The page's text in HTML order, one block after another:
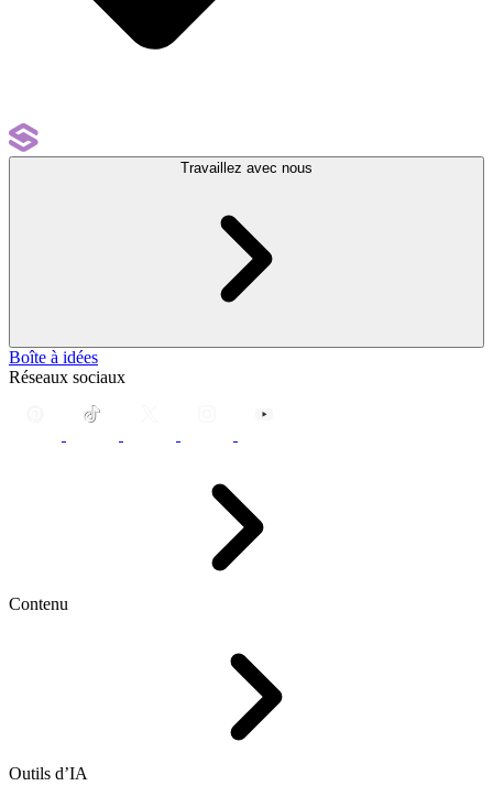
Travaillez avec nous
Boîte à idées
Réseaux sociaux
Contenu
Outils d’IA